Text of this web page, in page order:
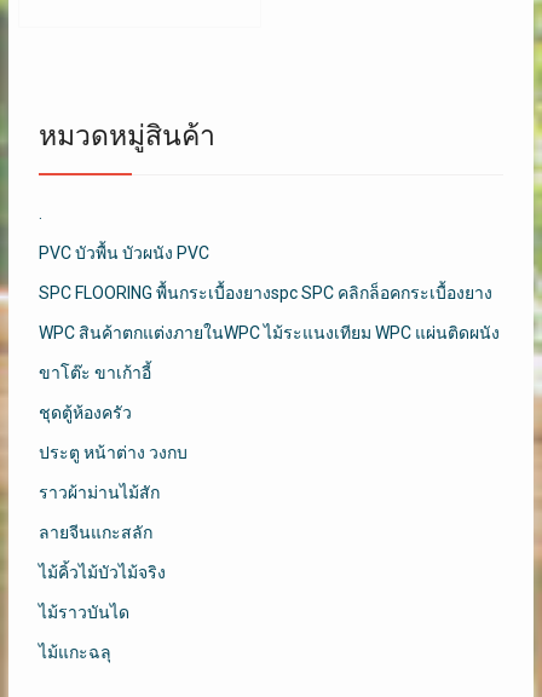
หมวดหมู่สินค้า
PVC บัวพื้น บัวผนัง PVC
SPC FLOORING พื้นกระเบื้องยางspc SPC คลิกล็อคกระเบื้องยาง
WPC สินค้าตกแต่งภายในWPC ไม้ระแนงเทียม WPC แผ่นติดผนัง
ขาโต๊ะ ขาเก้าอี้
ชุดตู้ห้องครัว
ประตู หน้าต่าง วงกบ
ราวผ้าม่านไม้สัก
ลายจีนแกะสลัก
ไม้คิ้วไม้บัวไม้จริง
ไม้ราวบันได
ไม้แกะฉลุ